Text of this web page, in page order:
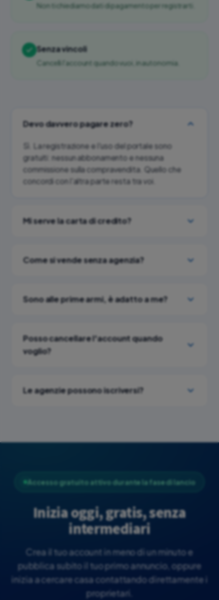
Non ti chiediamo dati di pagamento per registrarti.
Senza vincoli
Cancelli l'account quando vuoi, in autonomia.
Devo davvero pagare zero?
Sì. La registrazione e l'uso del portale sono
gratuiti: nessun abbonamento e nessuna
commissione sulla compravendita. Quello che
concordi con l'altra parte resta tra voi.
Mi serve la carta di credito?
Come si vende senza agenzia?
Sono alle prime armi, è adatto a me?
Posso cancellare l'account quando
voglio?
Le agenzie possono iscriversi?
Accesso gratuito attivo durante la fase di lancio
Inizia oggi, gratis, senza
intermediari
Crea il tuo account in meno di un minuto e
pubblica subito il tuo primo annuncio, oppure
inizia a cercare casa contattando direttamente i
proprietari.